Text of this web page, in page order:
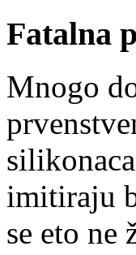
Fatalna
Mnogo
imitiraju
se eto